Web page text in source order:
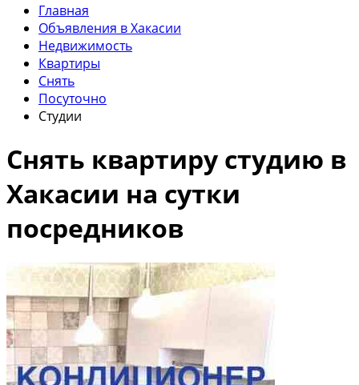
Главная
Объявления в Хакасии
Недвижимость
Квартиры
Снять
Посуточно
Студии
Снять квартиру студию в
Хакасии на сутки
посредников